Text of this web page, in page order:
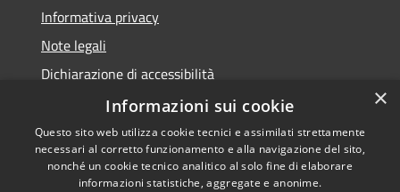
Informativa privacy
Note legali
Dichiarazione di accessibilità
Piano di miglioramento dei servizi
×
Informazioni sui cookie
Questo sito web utilizza cookie tecnici e assimilati strettamente
necessari al corretto funzionamento e alla navigazione del sito,
nonché un cookie tecnico analitico al solo fine di elaborare
informazioni statistiche, aggregate e anonime.